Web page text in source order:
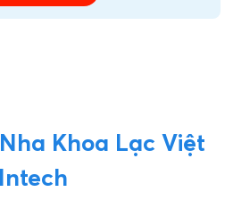
Khoa Lạc Việt
Intech